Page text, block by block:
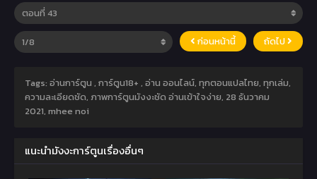
ก่อนหน้านี้ ถัดไป
Tags: อ่านการ์ตูน , การ์ตูน18+ , อ่าน ออนไลน์, ทุกตอนแปลไทย, ทุกเล่ม,
ความละเอียดชัด, ภาพการ์ตูนมังงะชัด อ่านเข้าใจง่าย, 28 ธันวาคม
2021, mhee noi
แนะนำมังงะการ์ตูนเรื่องอื่นๆ